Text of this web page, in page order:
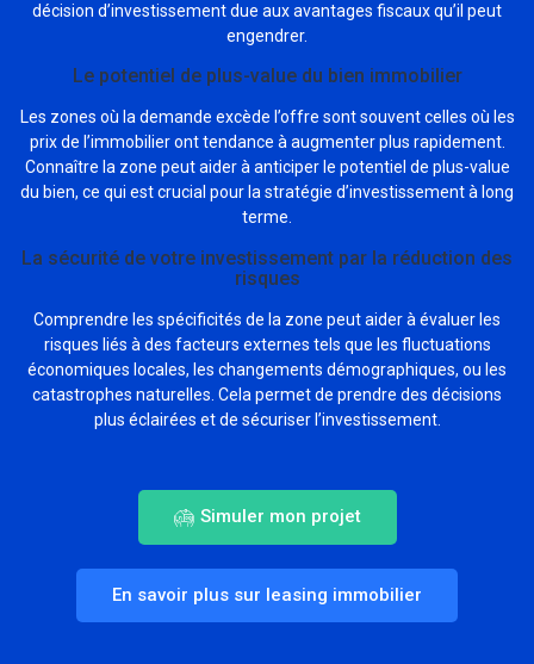
décision d’investissement due aux avantages fiscaux qu’il peut
engendrer.
Le potentiel de plus-value du bien immobilier
Les zones où la demande excède l’offre sont souvent celles où les
prix de l’immobilier ont tendance à augmenter plus rapidement.
Connaître la zone peut aider à anticiper le potentiel de plus-value
du bien, ce qui est crucial pour la stratégie d’investissement à long
terme.
La sécurité de votre investissement par la réduction des
risques
Comprendre les spécificités de la zone peut aider à évaluer les
risques liés à des facteurs externes tels que les fluctuations
économiques locales, les changements démographiques, ou les
catastrophes naturelles. Cela permet de prendre des décisions
plus éclairées et de sécuriser l’investissement.
Simuler mon projet
En savoir plus sur leasing immobilier